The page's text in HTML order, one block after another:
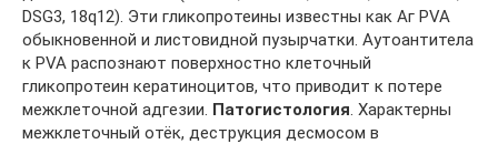
DSG3, 18q12). Эти гликопротеины известны как Аг PVA
обыкновенной и листовидной пузырчатки. Аутоантитела
к PVA распознают поверхностно клеточный
гликопротеин кератиноцитов, что приводит к потере
межклеточной адгезии. Патогистология. Характерны
межклеточный отёк, деструкция десмосом в